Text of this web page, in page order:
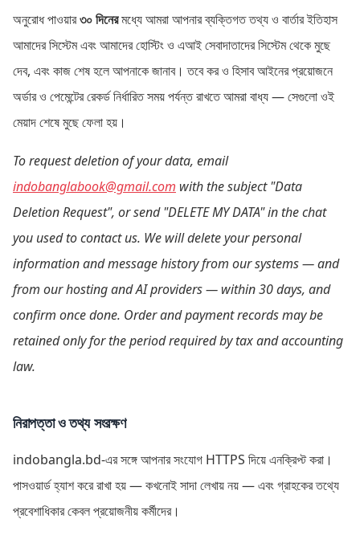
অনুরোধ পাওয়ার৩০ দিনেরমধ্যে আমরা আপনার ব্যক্তিগত তথ্য ও বার্তার ইতিহাস
আমাদের সিস্টেম এবং আমাদের হোস্টিং ও এআই সেবাদাতাদের সিস্টেম থেকে মুছে
দেব, এবং কাজ শেষ হলে আপনাকে জানাব। তবে কর ও হিসাব আইনের প্রয়োজনে
অর্ডার ও পেমেন্টের রেকর্ড নির্ধারিত সময় পর্যন্ত রাখতে আমরা বাধ্য — সেগুলো ওই
মেয়াদ শেষে মুছে ফেলা হয়।
To request deletion of your data, email
indobanglabook@gmail.com with the subject "Data
Deletion Request", or send "DELETE MY DATA" in the chat
you used to contact us. We will delete your personal
information and message history from our systems — and
from our hosting and AI providers — within 30 days, and
confirm once done. Order and payment records may be
retained only for the period required by tax and accounting
law.
নিরাপত্তা ও তথ্য সংরক্ষণ
indobangla.bd-এর সঙ্গে আপনার সংযোগ HTTPS দিয়ে এনক্রিপ্ট করা।
পাসওয়ার্ড হ্যাশ করে রাখা হয় — কখনোই সাদা লেখায় নয় — এবং গ্রাহকের তথ্যে
প্রবেশাধিকার কেবল প্রয়োজনীয় কর্মীদের।